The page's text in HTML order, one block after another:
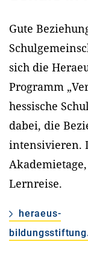
Gute
sich die
Programm
hessische
dabei, die
intensivieren.
Lernreise.
heraeus-